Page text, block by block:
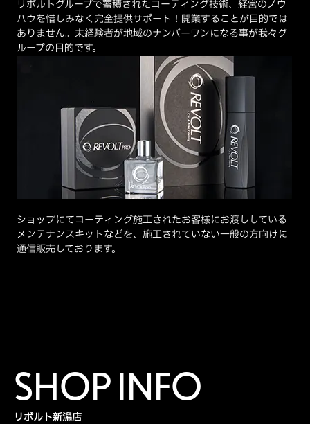
リボルトグループで蓄積されたコーティング技術、経営のノウ
ハウを惜しみなく完全提供サポート！開業することが目的では
ありません。未経験者が地域のナンバーワンになる事が我々グ
ループの目的です。
ショップにてコーティング施工されたお客様にお渡ししている
メンテナンスキットなどを、施工されていない一般の方向けに
通信販売しております。
SHOP INFO
リボルト新潟店